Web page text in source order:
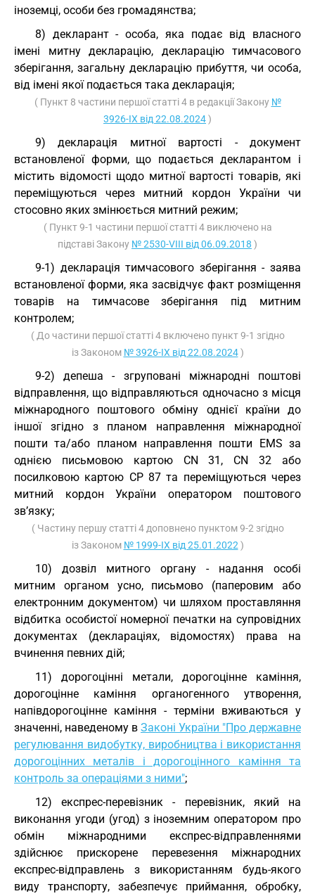
іноземці, особи без громадянства;
8) декларант - особа, яка подає від власного
імені митну декларацію, декларацію тимчасового
зберігання, загальну декларацію прибуття, чи особа,
від імені якої подається така декларація;
( Пункт 8 частини першої статті 4 в редакції Закону №
3926-IX від 22.08.2024)
9) декларація митної вартості - документ
встановленої форми, що подається декларантом і
містить відомості щодо митної вартості товарів, які
переміщуються через митний кордон України чи
стосовно яких змінюється митний режим;
( Пункт 9-1 частини першої статті 4 виключено на
підставі Закону № 2530-VIII від 06.09.2018 )
9-1) декларація тимчасового зберігання - заява
встановленої форми, яка засвідчує факт розміщення
товарів на тимчасове зберігання під митним
контролем;
( До частини першої статті 4 включено пункт 9-1 згідно
із Законом № 3926-IX від 22.08.2024)
9-2) депеша - згруповані міжнародні поштові
відправлення, що відправляються одночасно з місця
міжнародного поштового обміну однієї країни до
іншої згідно з планом направлення міжнародної
пошти та/або планом направлення пошти EMS за
однією письмовою картою CN 31, CN 32 або
посилковою картою CP 87 та переміщуються через
митний кордон України оператором поштового
зв’язку;
( Частину першу статті 4 доповнено пунктом 9-2 згідно
із Законом № 1999-IX від 25.01.2022 )
10) дозвіл митного органу - надання особі
митним органом усно, письмово (паперовим або
електронним документом) чи шляхом проставляння
відбитка особистої номерної печатки на супровідних
документах (деклараціях, відомостях) права на
вчинення певних дій;
11) дорогоцінні метали, дорогоцінне каміння,
дорогоцінне каміння органогенного утворення,
напівдорогоцінне каміння - терміни вживаються у
значенні, наведеному в Законі України "Про державне
регулювання видобутку, виробництва і використання
дорогоцінних металів і дорогоцінного каміння та
контроль за операціями з ними";
12) експрес-перевізник - перевізник, який на
виконання угоди (угод) з іноземним оператором про
обмін міжнародними експрес-відправленнями
здійснює прискорене перевезення міжнародних
експрес-відправлень з використанням будь-якого
виду транспорту, забезпечує приймання, обробку,